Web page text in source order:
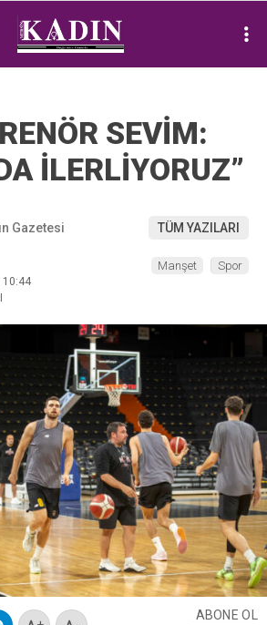
SEVİM:
İLERLİYORUZ”
Gazetesi TÜM YAZILARI
10:44
Manşet Spor
ABONE OL